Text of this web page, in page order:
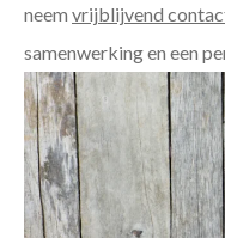
neem vrijblijvend
samenwerking en een